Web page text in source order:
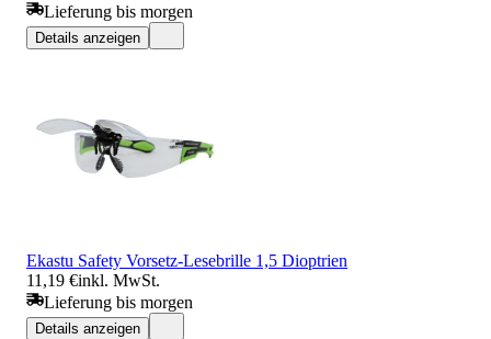
Lieferung bis morgen
Details anzeigen
Ekastu Safety Vorsetz-Lesebrille 1,5 Dioptrien
11,19 €inkl. MwSt.
Lieferung bis morgen
Details anzeigen